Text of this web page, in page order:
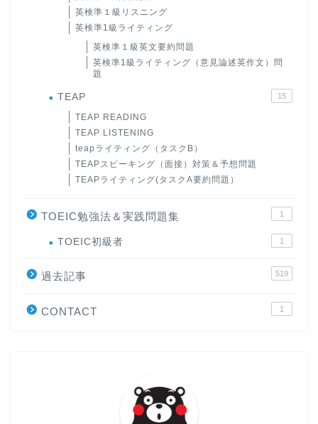
英検準１級リスニング
英検準1級ライティング
英検準１級英文要約問題
英検準1級ライティング（意見論述英作文）問
題
TEAP 15
TEAP READING
TEAP LISTENING
teapライティング（タスクB）
TEAPスピーキング（面接）対策＆予想問題
TEAPライティング(タスクA要約問題）
TOEIC勉強法＆実践問題集 1
TOEIC初級者 1
過去記事 519
CONTACT 1
大学入試英語対策講座